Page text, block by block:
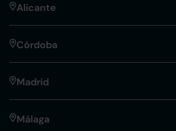
Alicante
Córdoba
Madrid
Málaga